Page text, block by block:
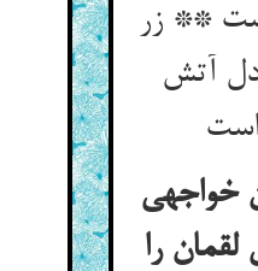
** زر
آتش
خواجه‏ی
لقمان را